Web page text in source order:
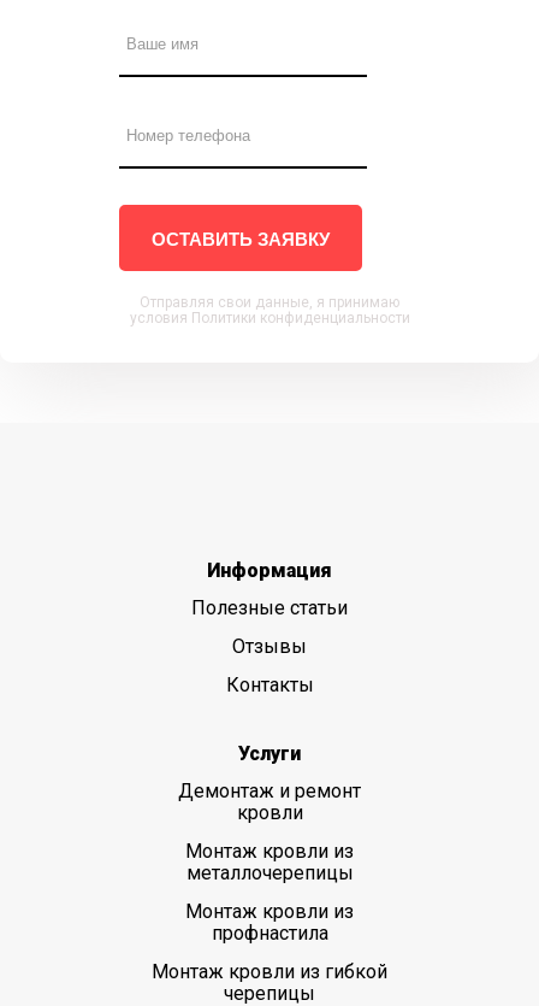
ОСТАВИТЬ ЗАЯВКУ
Отправляя свои данные, я принимаю
условия Политики конфиденциальности
Информация
Полезные статьи
Отзывы
Контакты
Услуги
Демонтаж и ремонт
кровли
Монтаж кровли из
металлочерепицы
Монтаж кровли из
профнастила
Монтаж кровли из гибкой
черепицы